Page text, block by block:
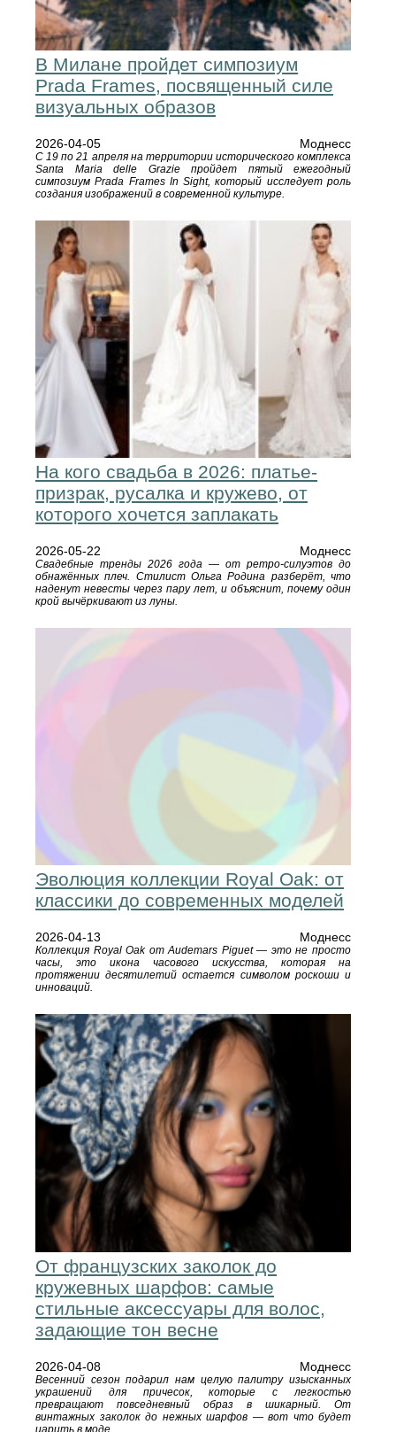
В Милане пройдет симпозиум
Prada Frames, посвященный силе
визуальных образов
2026-04-05 Моднесс
С 19 по 21 апреля на территории исторического комплекса
Santa Maria delle Grazie пройдет пятый ежегодный
симпозиум Prada Frames In Sight, который исследует роль
создания изображений в современной культуре.
На кого свадьба в 2026: платье-
призрак, русалка и кружево, от
которого хочется заплакать
2026-05-22 Моднесс
Свадебные тренды 2026 года — от ретро-силуэтов до
обнажённых плеч. Стилист Ольга Родина разберёт, что
наденут невесты через пару лет, и объяснит, почему один
крой вычёркивают из луны.
Эволюция коллекции Royal Oak: от
классики до современных моделей
2026-04-13 Моднесс
Коллекция Royal Oak от Audemars Piguet — это не просто
часы, это икона часового искусства, которая на
протяжении десятилетий остается символом роскоши и
инноваций.
От французских заколок до
кружевных шарфов: самые
стильные аксессуары для волос,
задающие тон весне
2026-04-08 Моднесс
Весенний сезон подарил нам целую палитру изысканных
украшений для причесок, которые с легкостью
превращают повседневный образ в шикарный. От
винтажных заколок до нежных шарфов — вот что будет
царить в моде.